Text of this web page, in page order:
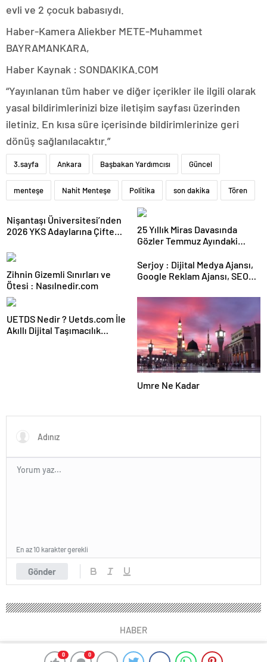
0 0
evli ve 2 çocuk babasıydı.
Haber-Kamera Aliekber METE-Muhammet
BAYRAMANKARA,
Haber Kaynak : SONDAKIKA.COM
“Yayınlanan tüm haber ve diğer içerikler ile ilgili olarak
yasal bildirimlerinizi bize iletişim sayfası üzerinden
iletiniz. En kısa süre içerisinde bildirimlerinize geri
dönüş sağlanılacaktır.”
3.sayfa Ankara Başbakan Yardımcısı Güncel
menteşe Nahit Menteşe Politika son dakika Tören
Nişantaşı Üniversitesi’nden
2026 YKS Adaylarına Çifte
Kesintisiz Burs
25 Yıllık Miras Davasında
Gözler Temmuz Ayındaki
Zihnin Gizemli Sınırları ve
Ötesi : Nasılnedir.com
Serjoy : Dijital Medya Ajansı,
Google Reklam Ajansı, SEO
UETDS Nedir ? Uetds.com İle
Akıllı Dijital Taşımacılık
Umre Ne Kadar
Gönder
En az 10 karakter gerekli
HABER